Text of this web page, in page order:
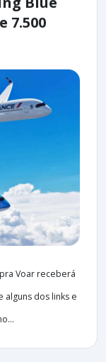
7.500
Voar receberá
alguns dos links e